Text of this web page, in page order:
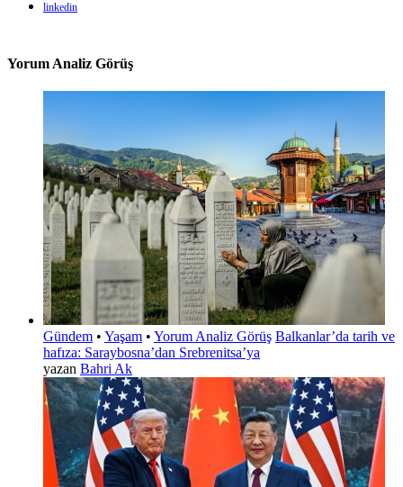
linkedin
Yorum Analiz Görüş
Gündem • Yaşam • Yorum Analiz Görüş Balkanlar’da tarih ve
hafıza: Saraybosna’dan Srebrenitsa’ya
yazan Bahri Ak